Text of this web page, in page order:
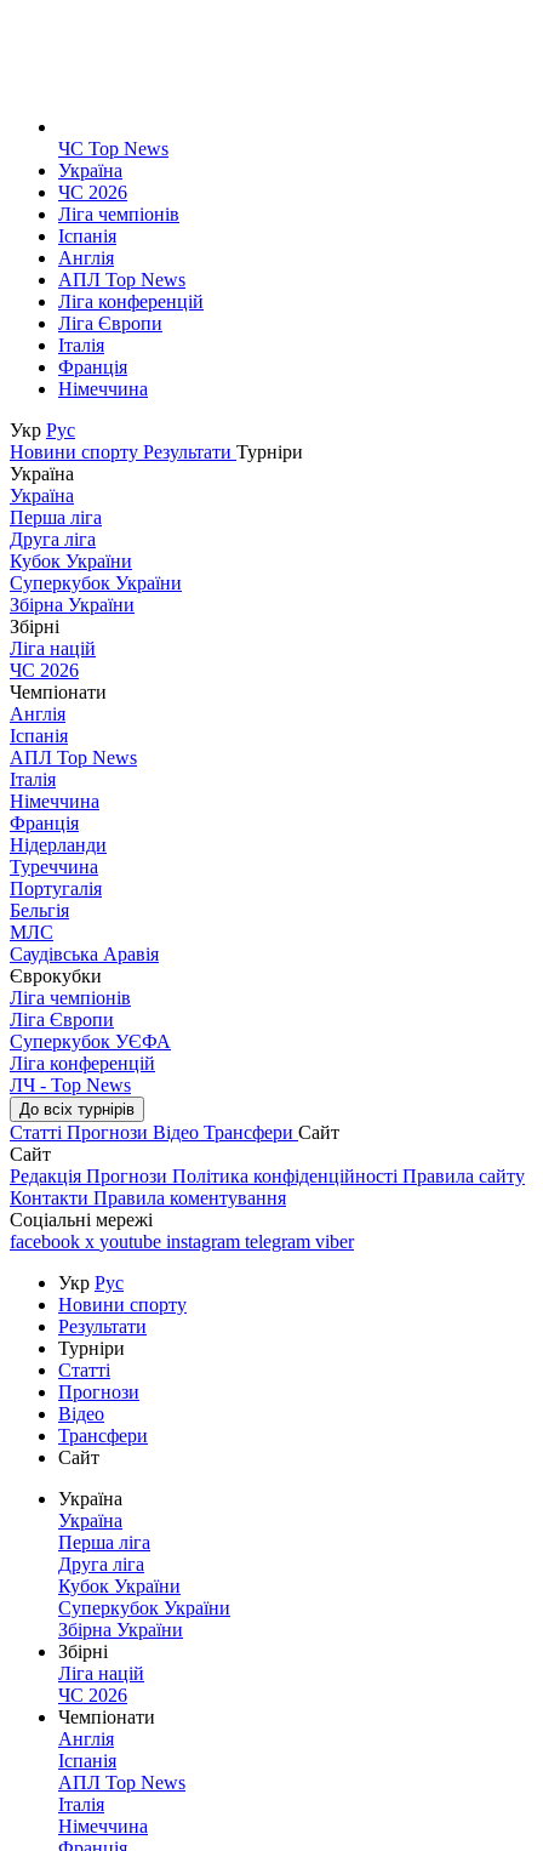
ЧС Top News
Україна
ЧС 2026
Ліга чемпіонів
Іспанія
Англія
АПЛ Top News
Ліга конференцій
Ліга Європи
Італія
Франція
Німеччина
Укр Рус
Новини спорту Результати Турніри
Україна
Україна
Перша ліга
Друга ліга
Кубок України
Суперкубок України
Збірна України
Збірні
Ліга націй
ЧС 2026
Чемпіонати
Англія
Іспанія
АПЛ Top News
Італія
Німеччина
Франція
Нідерланди
Туреччина
Португалія
Бельгія
МЛС
Саудівська Аравія
Єврокубки
Ліга чемпіонів
Ліга Європи
Суперкубок УЄФА
Ліга конференцій
ЛЧ - Top News
До всіх турнірів
Статті Прогнози Відео Трансфери Сайт
Сайт
Редакція Прогнози Політика конфіденційності Правила сайту
Контакти Правила коментування
Соціальні мережі
facebook x youtube instagram telegram viber
Укр Рус
Новини спорту
Результати
Турніри
Статті
Прогнози
Відео
Трансфери
Сайт
Україна
Україна
Перша ліга
Друга ліга
Кубок України
Суперкубок України
Збірна України
Збірні
Ліга націй
ЧС 2026
Чемпіонати
Англія
Іспанія
АПЛ Top News
Італія
Німеччина